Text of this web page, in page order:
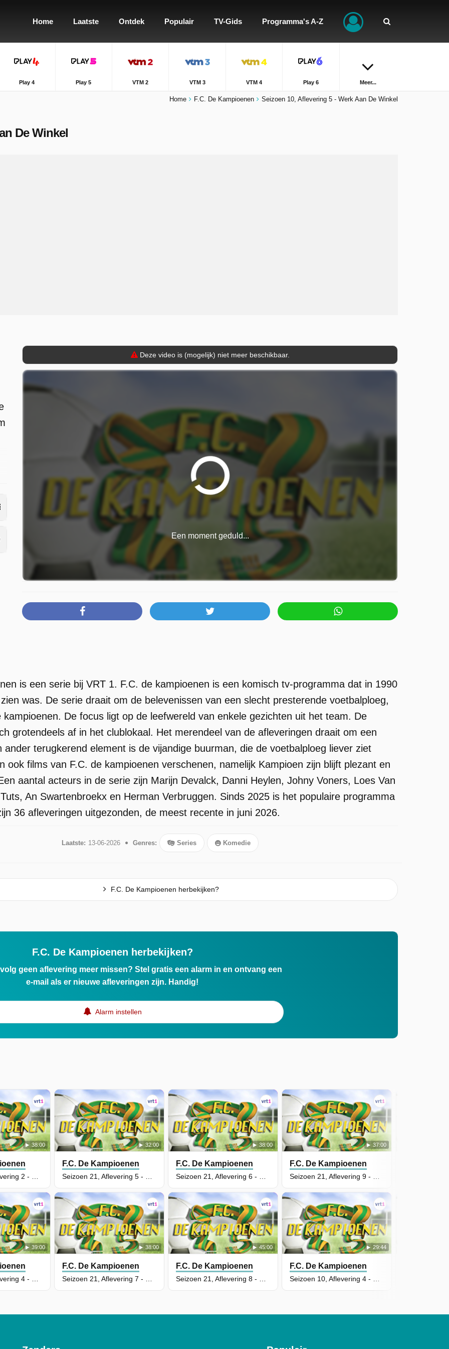
Home Laatste Ontdek Populair TV-Gids Programma's A-Z
Play 4 Play 5 VTM 2 VTM 3 VTM 4 Play 6 Meer...
Home F.C. De Kampioenen Seizoen 10, Aflevering 5 - Werk Aan De Winkel
De Winkel
Deze video is (mogelijk) niet meer beschikbaar.
Een moment geduld...
is een serie bij VRT 1. F.C. de kampioenen is een komisch tv-programma dat in 1990
was. De serie draait om de belevenissen van een slecht presterende voetbalploeg,
kampioenen. De focus ligt op de leefwereld van enkele gezichten uit het team. De
grotendeels af in het clublokaal. Het merendeel van de afleveringen draait om een
ander terugkerend element is de vijandige buurman, die de voetbalploeg liever ziet
ook films van F.C. de kampioenen verschenen, namelijk Kampioen zijn blijft plezant en
aantal acteurs in de serie zijn Marijn Devalck, Danni Heylen, Johny Voners, Loes Van
An Swartenbroekx en Herman Verbruggen. Sinds 2025 is het populaire programma
36 afleveringen uitgezonden, de meest recente in juni 2026.
Laatste: 13-06-2026 Genres: Series Komedie
F.C. De Kampioenen herbekijken?
F.C. De Kampioenen herbekijken?
geen aflevering meer missen? Stel gratis een alarm in en ontvang een
e-mail als er nieuwe afleveringen zijn. Handig!
Alarm instellen
38:00
39:00
32:00
F.C. De Kampioenen
38:00
F.C. De Kampioenen
38:00
F.C. De Kampioenen
45:00
F.C. De Kampioenen
37:00
F.C. De Kampioenen
29:44
F.C. De Kampioenen